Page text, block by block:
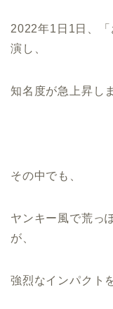
2022年1日1日、
演し、
知名度が急上昇し
その中でも、
ヤンキー風で荒っ
が、
強烈なインパクト